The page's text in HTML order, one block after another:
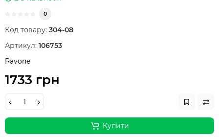
0
Код товару: 304-08
Артикул: 106753
Pavone
1733 грн
Купити